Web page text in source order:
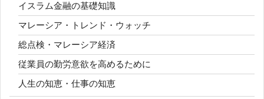
イスラム金融の基礎知識
マレーシア・トレンド・ウォッチ
総点検・マレーシア経済
従業員の勤労意欲を高めるために
人生の知恵・仕事の知恵